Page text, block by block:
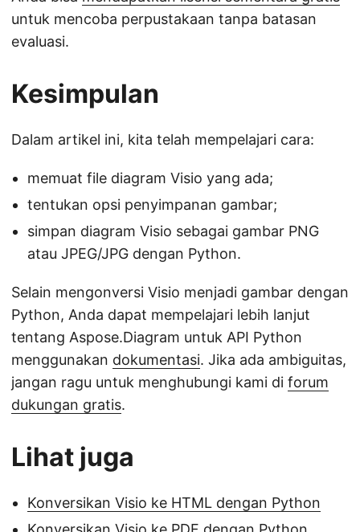
untuk mencoba perpustakaan tanpa batasan
evaluasi.
Kesimpulan
Dalam artikel ini, kita telah mempelajari cara:
memuat file diagram Visio yang ada;
tentukan opsi penyimpanan gambar;
simpan diagram Visio sebagai gambar PNG
atau JPEG/JPG dengan Python.
Selain mengonversi Visio menjadi gambar dengan
Python, Anda dapat mempelajari lebih lanjut
tentang Aspose.Diagram untuk API Python
menggunakan dokumentasi. Jika ada ambiguitas,
jangan ragu untuk menghubungi kami di forum
dukungan gratis.
Lihat juga
Konversikan Visio ke HTML dengan Python